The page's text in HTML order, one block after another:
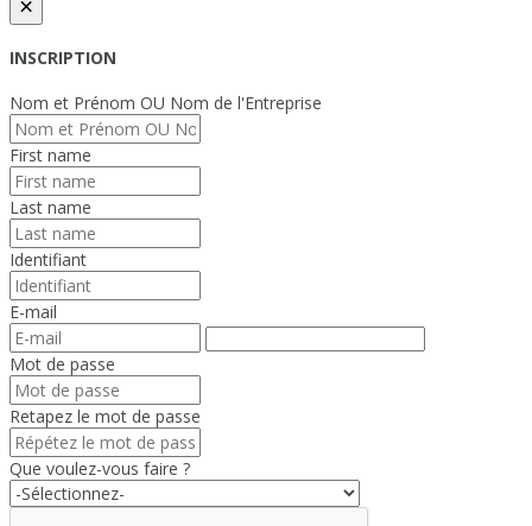
×
INSCRIPTION
Nom et Prénom OU Nom de l'Entreprise
First name
Last name
Identifiant
E-mail
Mot de passe
Retapez le mot de passe
Que voulez-vous faire ?